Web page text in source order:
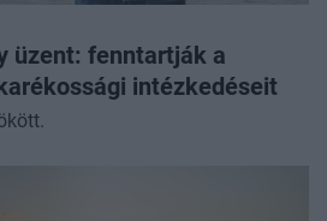
üzent: fenntartják a
intézkedéseit